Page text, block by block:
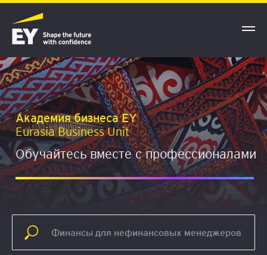
Обучайтесь вместе с профессионалами
Академия бизнеса EY
Eurasia Business Unit